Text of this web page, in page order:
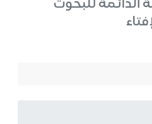
الدائمة للبحوث